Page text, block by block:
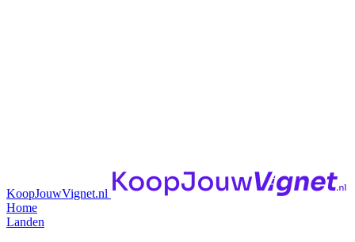
KoopJouwVignet.nl
Home
Landen